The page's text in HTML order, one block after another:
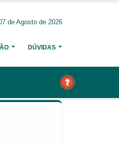
de Agosto de 2026
DÚVIDAS